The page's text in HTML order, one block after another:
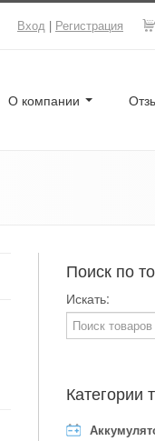
Вход | Регистрация
О компании
Поиск по
Искать:
Категории